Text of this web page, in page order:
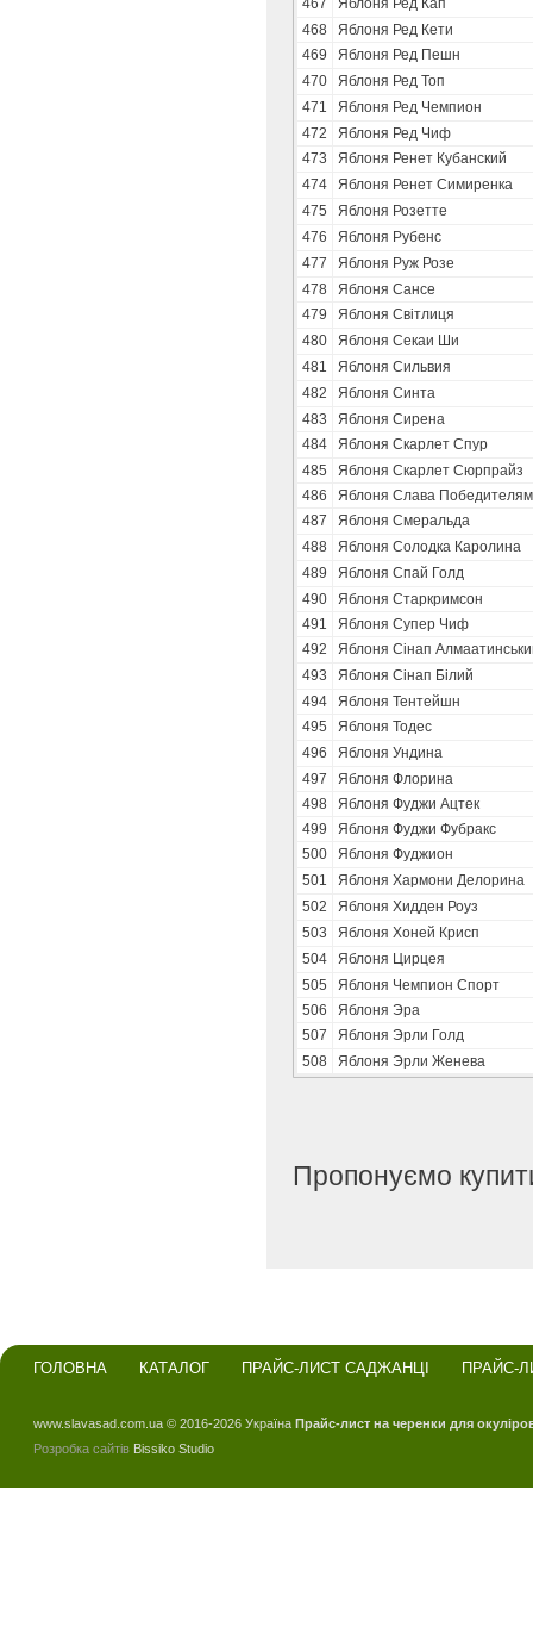
467
Яблоня Ред Кап
468
Яблоня Ред Кети
469
Яблоня Ред Пешн
470
Яблоня Ред Топ
471
Яблоня Ред Чемпион
472
Яблоня Ред Чиф
473
Яблоня Ренет Кубанский
474
Яблоня Ренет Симиренка
475
Яблоня Розетте
476
Яблоня Рубенс
477
Яблоня Руж Розе
478
Яблоня Сансе
479
Яблоня Свiтлиця
480
Яблоня Секаи Ши
481
Яблоня Сильвия
482
Яблоня Синта
483
Яблоня Сирена
484
Яблоня Скарлет Спур
485
Яблоня Скарлет Сюрпрайз
486
Яблоня Слава Победителям
487
Яблоня Смеральда
488
Яблоня Солодка Каролина
489
Яблоня Спай Голд
490
Яблоня Старкримсон
491
Яблоня Супер Чиф
492
Яблоня Сінап
493
Яблоня Сінап Білий
494
Яблоня Тентейшн
495
Яблоня Тодес
496
Яблоня Ундина
497
Яблоня Флорина
498
Яблоня Фуджи Ацтек
499
Яблоня Фуджи Фубракс
500
Яблоня Фуджион
501
Яблоня Хармони Делорина
502
Яблоня Хидден Роуз
503
Яблоня Хоней Крисп
504
Яблоня Цирцея
505
Яблоня Чемпион Спорт
506
Яблоня Эра
507
Яблоня Эрли Голд
508
Яблоня Эрли Женева
Пропонуємо
ГОЛОВНА КАТАЛОГ ПРАЙС-ЛИСТ САДЖАНЦІ ПРАЙС-
www.slavasad.com.ua © 2016-2026 Україна Прайс-лист на черенки для
Розробка сайтів Bissiko Studio